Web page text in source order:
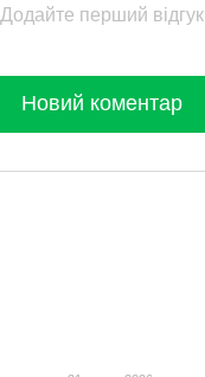
Додайте перший відгук
Новий коментар